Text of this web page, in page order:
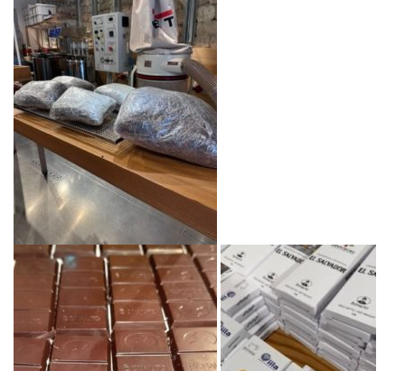
MEDIA
Foto
Video
Audio
BIBLIOTECA
Catalogo
Pubblicazioni
OPPORTUNITÀ